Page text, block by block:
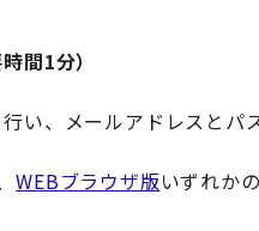
間1分）
い、メールアドレスとパ
WEBブラウザ版いずれか